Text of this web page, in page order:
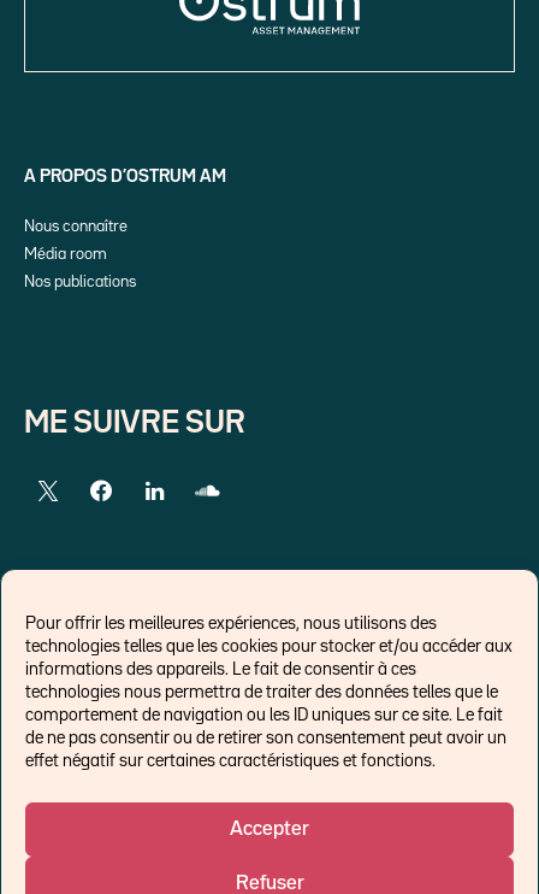
Pour offrir les meilleures expériences, nous utilisons des
technologies telles que les cookies pour stocker et/ou accéder aux
informations des appareils. Le fait de consentir à ces
technologies nous permettra de traiter des données telles que le
comportement de navigation ou les ID uniques sur ce site. Le fait
de ne pas consentir ou de retirer son consentement peut avoir un
effet négatif sur certaines caractéristiques et fonctions.
Accepter
Refuser
A PROPOS D’OSTRUM AM
Nous connaître
Média room
Nos publications
ME SUIVRE SUR
LIENS EXTERNES
Chroniques pour Forbes
Economistes
Think tank
Politique de cookies (UE)